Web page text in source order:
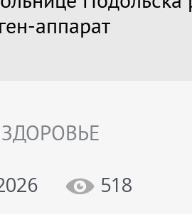
аппарат
518